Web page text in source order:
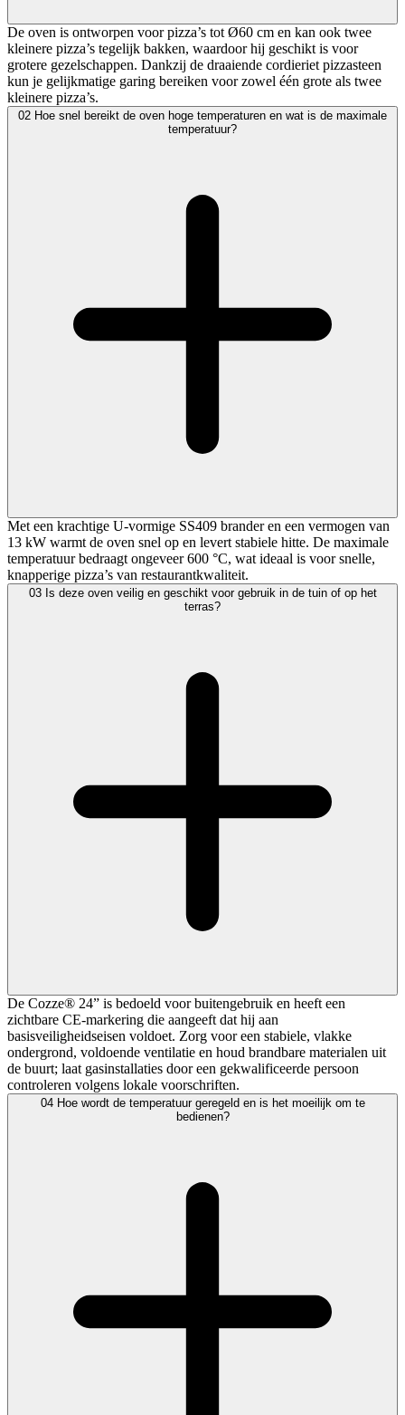
De oven is ontworpen voor pizza’s tot Ø60 cm en kan ook twee
kleinere pizza’s tegelijk bakken, waardoor hij geschikt is voor
grotere gezelschappen. Dankzij de draaiende cordieriet pizzasteen
kun je gelijkmatige garing bereiken voor zowel één grote als twee
kleinere pizza’s.
02 Hoe snel bereikt de oven hoge temperaturen en wat is de maximale
temperatuur?
Met een krachtige U-vormige SS409 brander en een vermogen van
13 kW warmt de oven snel op en levert stabiele hitte. De maximale
temperatuur bedraagt ongeveer 600 °C, wat ideaal is voor snelle,
knapperige pizza’s van restaurantkwaliteit.
03 Is deze oven veilig en geschikt voor gebruik in de tuin of op het
terras?
De Cozze® 24” is bedoeld voor buitengebruik en heeft een
zichtbare CE-markering die aangeeft dat hij aan
basisveiligheidseisen voldoet. Zorg voor een stabiele, vlakke
ondergrond, voldoende ventilatie en houd brandbare materialen uit
de buurt; laat gasinstallaties door een gekwalificeerde persoon
controleren volgens lokale voorschriften.
04 Hoe wordt de temperatuur geregeld en is het moeilijk om te
bedienen?